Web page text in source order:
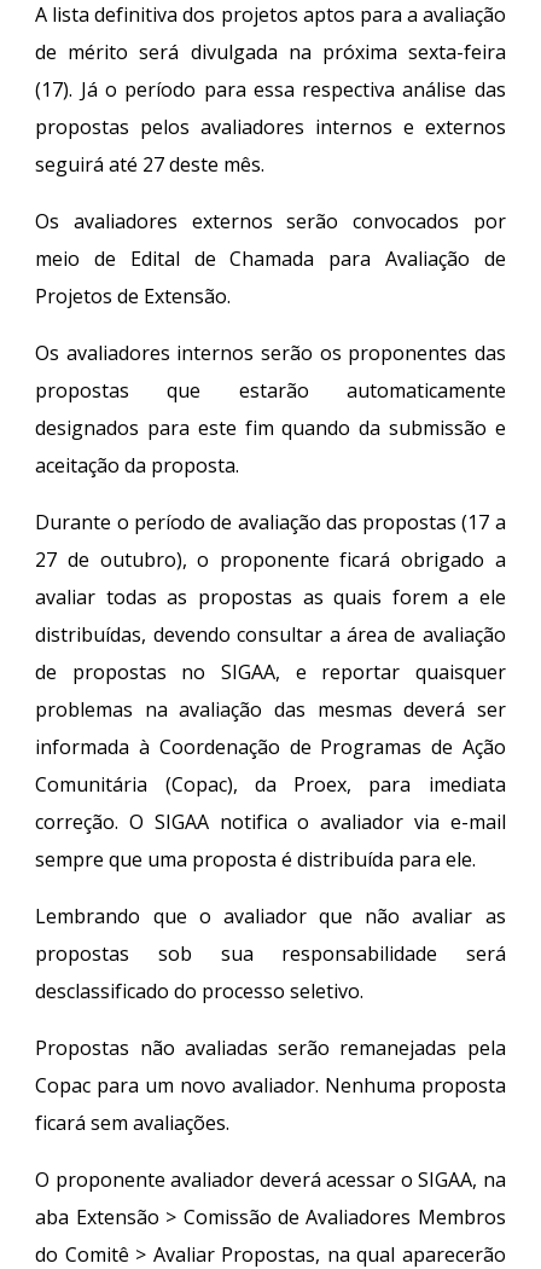
A lista definitiva dos projetos aptos para a avaliação
de mérito será divulgada na próxima sexta-feira
(17). Já o período para essa respectiva análise das
propostas pelos avaliadores internos e externos
seguirá até 27 deste mês.
Os avaliadores externos serão convocados por
meio de Edital de Chamada para Avaliação de
Projetos de Extensão.
Os avaliadores internos serão os proponentes das
propostas que estarão automaticamente
designados para este fim quando da submissão e
aceitação da proposta.
Durante o período de avaliação das propostas (17 a
27 de outubro), o proponente ficará obrigado a
avaliar todas as propostas as quais forem a ele
distribuídas, devendo consultar a área de avaliação
de propostas no SIGAA, e reportar quaisquer
problemas na avaliação das mesmas deverá ser
informada à Coordenação de Programas de Ação
Comunitária (Copac), da Proex, para imediata
correção. O SIGAA notifica o avaliador via e-mail
sempre que uma proposta é distribuída para ele.
Lembrando que o avaliador que não avaliar as
propostas sob sua responsabilidade será
desclassificado do processo seletivo.
Propostas não avaliadas serão remanejadas pela
Copac para um novo avaliador. Nenhuma proposta
ficará sem avaliações.
O proponente avaliador deverá acessar o SIGAA, na
aba Extensão > Comissão de Avaliadores Membros
do Comitê > Avaliar Propostas, na qual aparecerão